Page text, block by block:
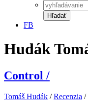
Hľadať
FB
Hudák
Control /
Tomáš Hudák /Recenzia /